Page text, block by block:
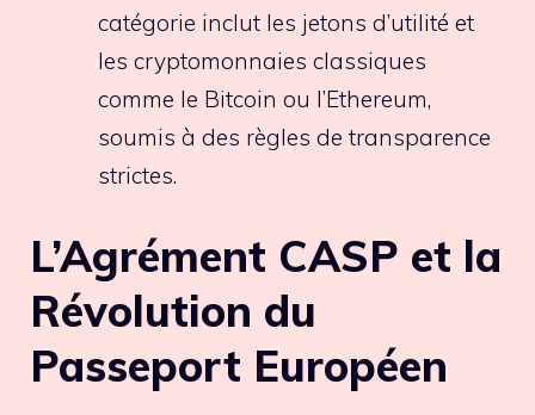
catégorie inclut les jetons d’utilité et
les cryptomonnaies classiques
comme le Bitcoin ou l’Ethereum,
soumis à des règles de transparence
strictes.
L’Agrément CASP et la
Révolution du
Passeport Européen